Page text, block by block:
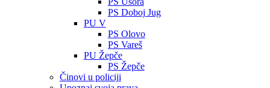
PS Doboj Jug
PU V
PS Olovo
PS Vareš
PU Žepče
PS Žepče
Činovi u policiji